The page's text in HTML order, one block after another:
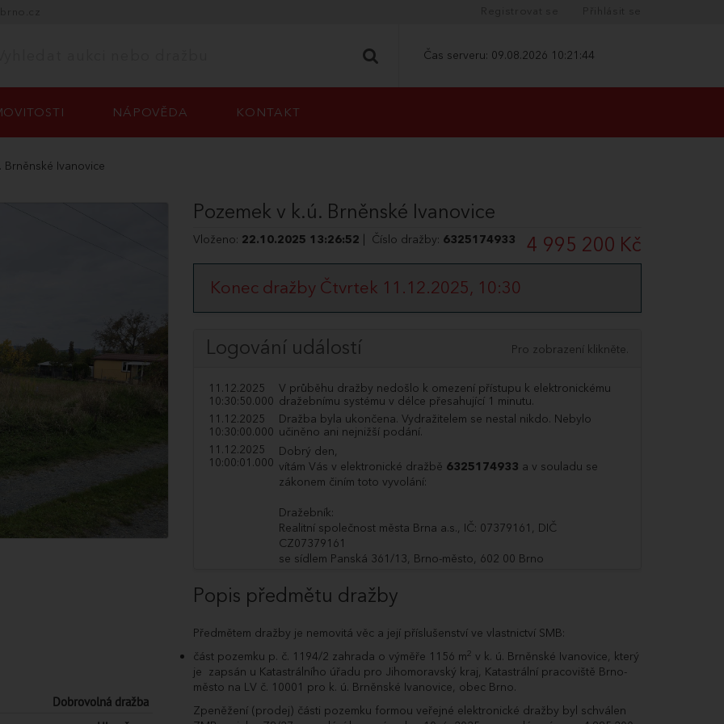
Čas serveru: 09.08.2026 10:21:44
NÁPOVĚDA KONTAKT
Ivanovice
Dobrovolná dražba
Pozemek v k.ú. Brněnské Ivanovice
Vloženo: 22.10.2025 13:26:52 | Číslo dražby: 6325174933 4 995 200 Kč
Konec dražby Čtvrtek 11.12.2025, 10:30
Logování událostí Pro zobrazení klikněte.
11.12.2025
10:30:50.000
V průběhu dražby nedošlo k omezení přístupu k elektronickému
dražebnímu systému v délce přesahující 1 minutu.
11.12.2025
10:30:00.000
Dražba byla ukončena. Vydražitelem se nestal nikdo. Nebylo
učiněno ani nejnižší podání.
11.12.2025
10:00:01.000
Dobrý den,
vítám Vás v elektronické dražbě 6325174933 a v souladu se
zákonem činím toto vyvolání:
Dražebník:
Realitní společnost města Brna a.s., IČ: 07379161, DIČ
CZ07379161
se sídlem Panská 361/13, Brno-město, 602 00 Brno
Brně, sp.zn. B 8033
Licitátor: Jana Hradilová
Navrhovatel:
Statutární město Brno, IČO: 44992785, DIČ: CZ44992785
Zahájení dražby: 11.12.2025 v 10:00
Předpokládané ukončení dražby: 11.12.2025 v 10:30
Předmětem dražby jsou nemovité věci a jejich
Popis předmětu dražby
Předmětem dražby je nemovitá věc a její příslušenství ve vlastnictví SMB:
část pozemku p. č. 1194/2 zahrada o výměře 1156 m2 v k. ú. Brněnské Ivanovice, který
je zapsán u Katastrálního úřadu pro Jihomoravský kraj, Katastrální pracoviště Brno-
město na LV č. 10001 pro k. ú. Brněnské Ivanovice, obec Brno.
Zpeněžení (prodej) části pozemku formou veřejné elektronické dražby byl schválen